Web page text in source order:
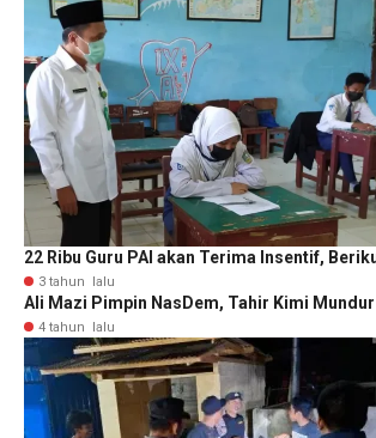
22 Ribu Guru PAI akan Terima Insentif,
3 tahun lalu
Ali Mazi Pimpin NasDem, Tahir Kimi
4 tahun lalu